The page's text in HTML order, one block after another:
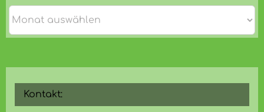
Kontakt:
Archiv